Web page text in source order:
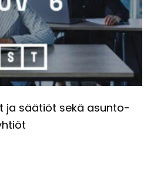
ja säätiöt sekä asunto-